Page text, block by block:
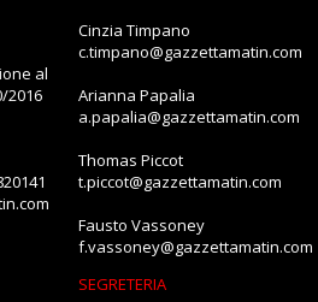
al
2016
Cinzia Timpano
c.timpano@gazzettamatin.com
Arianna Papalia
a.papalia@gazzettamatin.com
Thomas Piccot
t.piccot@gazzettamatin.com
Fausto Vassoney
f.vassoney@gazzettamatin.com
SEGRETERIA